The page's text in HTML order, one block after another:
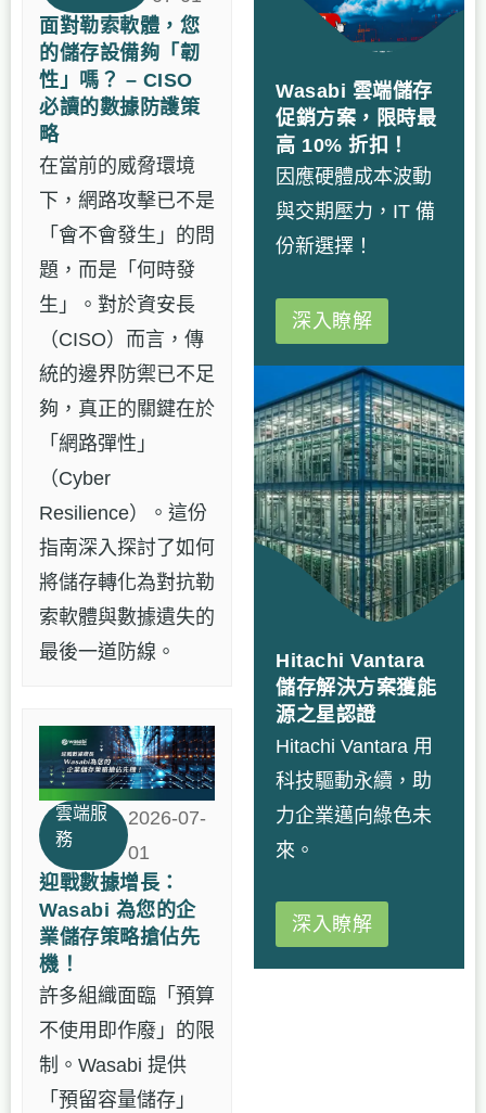
面對勒索軟體，您
的儲存設備夠「韌
性」嗎？ – CISO
必讀的數據防護策
略
在當前的威脅環境
下，網路攻擊已不是
「會不會發生」的問
題，而是「何時發
生」。對於資安長
（CISO）而言，傳
統的邊界防禦已不足
夠，真正的關鍵在於
「網路彈性」
（Cyber
Resilience）。這份
指南深入探討了如何
將儲存轉化為對抗勒
索軟體與數據遺失的
最後一道防線。
雲端服
務
2026-07-
01
迎戰數據增長：
Wasabi 為您的企
業儲存策略搶佔先
機！
許多組織面臨「預算
不使用即作廢」的限
制。Wasabi 提供
「預留容量儲存」
Wasabi 雲端儲存
促銷方案，限時最
高 10% 折扣！
因應硬體成本波動
與交期壓力，IT 備
份新選擇！
深入瞭解
Hitachi Vantara
儲存解決方案獲能
源之星認證
Hitachi Vantara 用
科技驅動永續，助
力企業邁向綠色未
來。
深入瞭解